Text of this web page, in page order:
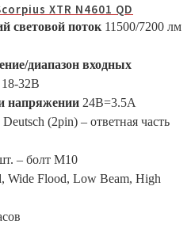
XTR N4601 QD
световой поток 11500/7200 лм
диапазон входных
32В
напряжении 24В=3.5A
(2pin) – ответная часть
– болт М10
Wide Flood, Low Beam, High